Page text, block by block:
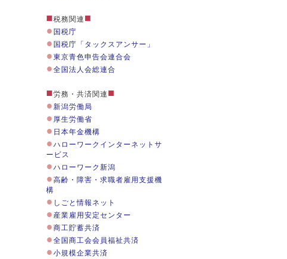
■税務関連 ■
● 国税庁
● 国税庁「タックスアンサー」
●東京青色申告会連合会
●全国法人会総連合
■労務・共済関連 ■
●新潟労働局
● 厚生労働省
● 日本年金機構
●ハローワークインターネットサ
ービス
●ハローワーク新潟
●高齢・障害・求職者雇用支援機
構
● しごと情報ネット
● 産業雇用安定センター
●商工貯蓄共済
●全国商工会会員福祉共済
●小規模企業共済